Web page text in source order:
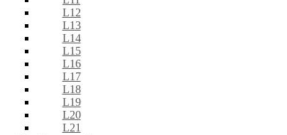
L12
L13
L14
L15
L16
L17
L18
L19
L20
L21